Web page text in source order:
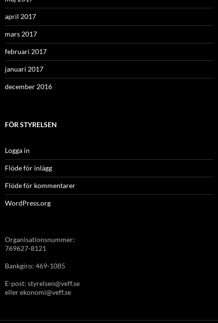
april 2017
mars 2017
februari 2017
januari 2017
december 2016
FÖR STYRELSEN
Logga in
Flöde för inlägg
Flöde för kommentarer
WordPress.org
Organisationsnummer:
769627-8121
Bankgiro: 469-1085
E-post: styrelsen@veff.se
eller ekonomi@veff.se